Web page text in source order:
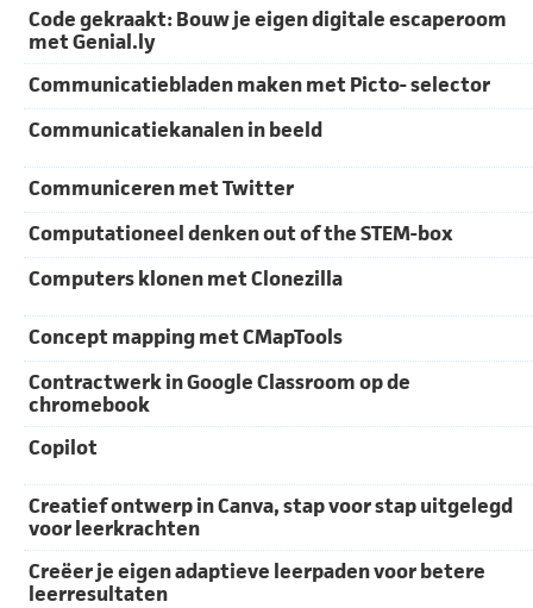
Code gekraakt: Bouw je eigen digitale escaperoom
met Genial.ly
Communicatiebladen maken met Picto- selector
Communicatiekanalen in beeld
Communiceren met Twitter
Computationeel denken out of the STEM-box
Computers klonen met Clonezilla
Concept mapping met CMapTools
Contractwerk in Google Classroom op de
chromebook
Copilot
Creatief ontwerp in Canva, stap voor stap uitgelegd
voor leerkrachten
Creëer je eigen adaptieve leerpaden voor betere
leerresultaten